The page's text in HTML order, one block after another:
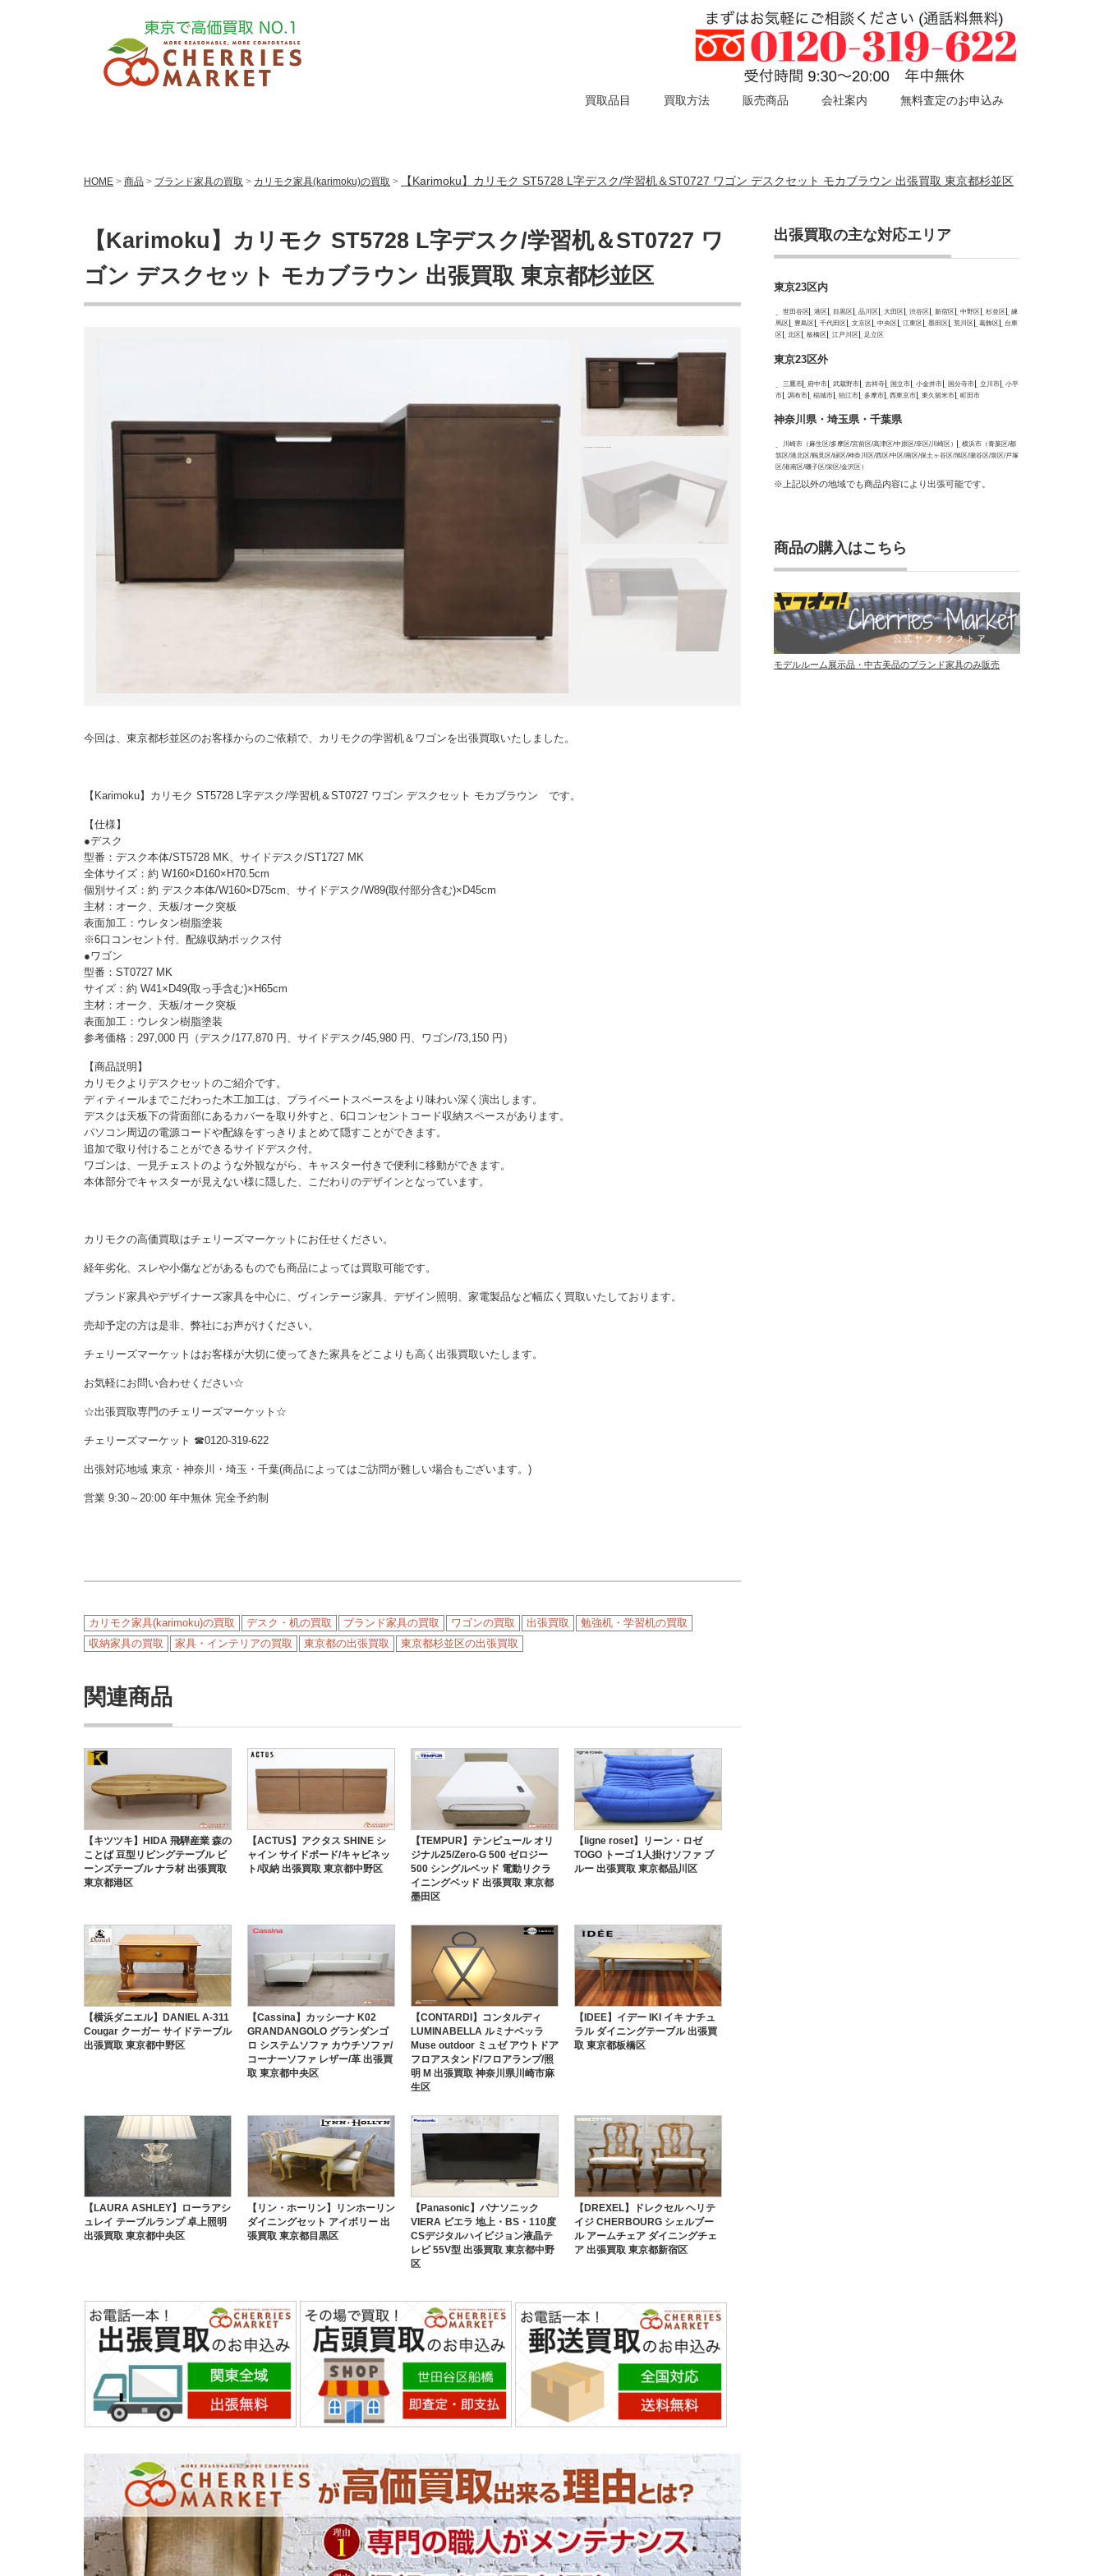
買取品目 買取方法 販売商品 会社案内 無料査定のお申込み
HOME > 商品 > ブランド家具の買取 > カリモク家具(karimoku)の買取 > 【Karimoku】カリモク ST5728 L字デスク/学習机＆ST0727 ワゴン デスクセット モカブラウン 出張買取 東京都杉並区
【Karimoku】カリモク ST5728 L字デスク/学習机＆ST0727 ワ
ゴン デスクセット モカブラウン 出張買取 東京都杉並区
今回は、東京都杉並区のお客様からのご依頼で、カリモクの学習机＆ワゴンを出張買取いたしました。
【Karimoku】カリモク ST5728 L字デスク/学習机＆ST0727 ワゴン デスクセット モカブラウン です。
【仕様】
●デスク
型番：デスク本体/ST5728 MK、サイドデスク/ST1727 MK
全体サイズ：約 W160×D160×H70.5cm
個別サイズ：約 デスク本体/W160×D75cm、サイドデスク/W89(取付部分含む)×D45cm
主材：オーク、天板/オーク突板
表面加工：ウレタン樹脂塗装
※6口コンセント付、配線収納ボックス付
●ワゴン
型番：ST0727 MK
サイズ：約 W41×D49(取っ手含む)×H65cm
主材：オーク、天板/オーク突板
表面加工：ウレタン樹脂塗装
参考価格：297,000 円（デスク/177,870 円、サイドデスク/45,980 円、ワゴン/73,150 円）
【商品説明】
カリモクよりデスクセットのご紹介です。
ディティールまでこだわった木工加工は、プライベートスペースをより味わい深く演出します。
デスクは天板下の背面部にあるカバーを取り外すと、6口コンセントコード収納スペースがあります。
パソコン周辺の電源コードや配線をすっきりまとめて隠すことができます。
追加で取り付けることができるサイドデスク付。
ワゴンは、一見チェストのような外観ながら、キャスター付きで便利に移動ができます。
本体部分でキャスターが見えない様に隠した、こだわりのデザインとなっています。
カリモクの高価買取はチェリーズマーケットにお任せください。
経年劣化、スレや小傷などがあるものでも商品によっては買取可能です。
ブランド家具やデザイナーズ家具を中心に、ヴィンテージ家具、デザイン照明、家電製品など幅広く買取いたしております。
売却予定の方は是非、弊社にお声がけください。
チェリーズマーケットはお客様が大切に使ってきた家具をどこよりも高く出張買取いたします。
お気軽にお問い合わせください☆
☆出張買取専門のチェリーズマーケット☆
チェリーズマーケット ☎︎0120-319-622
出張対応地域 東京・神奈川・埼玉・千葉(商品によってはご訪問が難しい場合もございます。)
営業 9:30～20:00 年中無休 完全予約制
カリモク家具(karimoku)の買取 デスク・机の買取 ブランド家具の買取 ワゴンの買取 出張買取
勉強机・学習机の買取
収納家具の買取
家具・インテリアの買取 東京都の出張買取 東京都杉並区の出張買取
関連商品
【キツツキ】HIDA 飛騨産業 森の
ことば 豆型リビングテーブル ビ
ーンズテーブル ナラ材 出張買取
東京都港区
【ACTUS】アクタス SHINE シ
ャイン サイドボード/キャビネッ
ト/収納 出張買取 東京都中野区
【TEMPUR】テンピュール オリ
ジナル25/Zero-G 500 ゼロジー
500 シングルベッド 電動リクラ
イニングベッド 出張買取 東京都
墨田区
【ligne roset】リーン・ロゼ
TOGO トーゴ 1人掛けソファ ブ
ルー 出張買取 東京都品川区
【横浜ダニエル】DANIEL A-311
Cougar クーガー サイドテーブル
出張買取 東京都中野区
【Cassina】カッシーナ K02
GRANDANGOLO グランダンゴ
ロ システムソファ カウチソファ/
コーナーソファ レザー/革 出張買
取 東京都中央区
【CONTARDI】コンタルディ
LUMINABELLA ルミナベッラ
Muse outdoor ミュゼ アウトドア
フロアスタンド/フロアランプ/照
明 M 出張買取 神奈川県川崎市麻
生区
【IDEE】イデー IKI イキ ナチュ
ラル ダイニングテーブル 出張買
取 東京都板橋区
【LAURA ASHLEY】ローラアシ
ュレイ テーブルランプ 卓上照明
出張買取 東京都中央区
【リン・ホーリン】リンホーリン
ダイニングセット アイボリー 出
張買取 東京都目黒区
【Panasonic】パナソニック
VIERA ビエラ 地上・BS・110度
CSデジタルハイビジョン液晶テ
レビ 55V型 出張買取 東京都中野
区
【DREXEL】ドレクセル ヘリテ
イジ CHERBOURG シェルブー
ル アームチェア ダイニングチェ
ア 出張買取 東京都新宿区
出張買取の主な対応エリア
東京23区内
世田谷区 港区 目黒区 品川区 大田区 渋谷区 新宿区 中野区 杉並区
練
馬区
豊島区 千代田区 文京区 中央区 江東区 墨田区 荒川区 葛飾区
台東
区
北区 板橋区 江戸川区 足立区
東京23区外
三鷹市 府中市 武蔵野市 吉祥寺 国立市 小金井市 国分寺市 立川市
小平
市
調布市 稲城市 狛江市 多摩市 西東京市 東久留米市 町田市
神奈川県・埼玉県・千葉県
川崎市（麻生区/多摩区/宮前区/高津区/中原区/幸区/川崎区）
横浜市（青葉区/都
筑区/港北区/鶴見区/緑区/神奈川区/西区/中区/南区/保土ヶ谷区/旭区/瀬谷区/泉区/戸塚
区/港南区/磯子区/栄区/金沢区）
※上記以外の地域でも商品内容により出張可能です。
商品の購入はこちら
モデルルーム展示品・中古美品のブランド家具のみ販売